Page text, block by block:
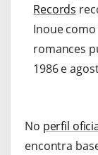
Records
Inoue
romances
1986 e
No perfil
encontra